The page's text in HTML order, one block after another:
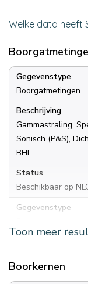
Welke data heeft
Gegevenstype
Boorgatmetingen
Beschrijving
Gammastraling,
Sonisch (P&S),
BHI
Status
Beschikbaar op
Gegevenstype
Toon meer
Boorkernen